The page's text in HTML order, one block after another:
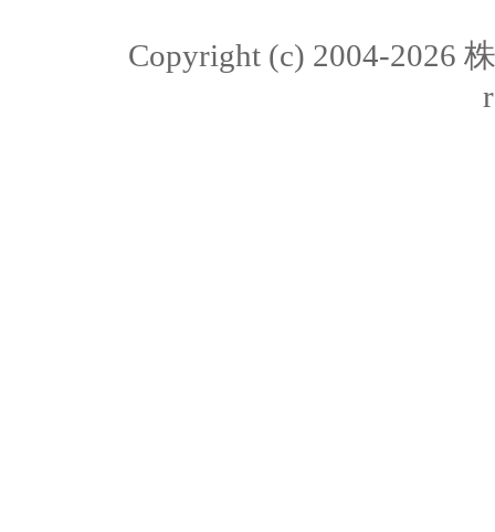
Copyright (c) 2004-2026